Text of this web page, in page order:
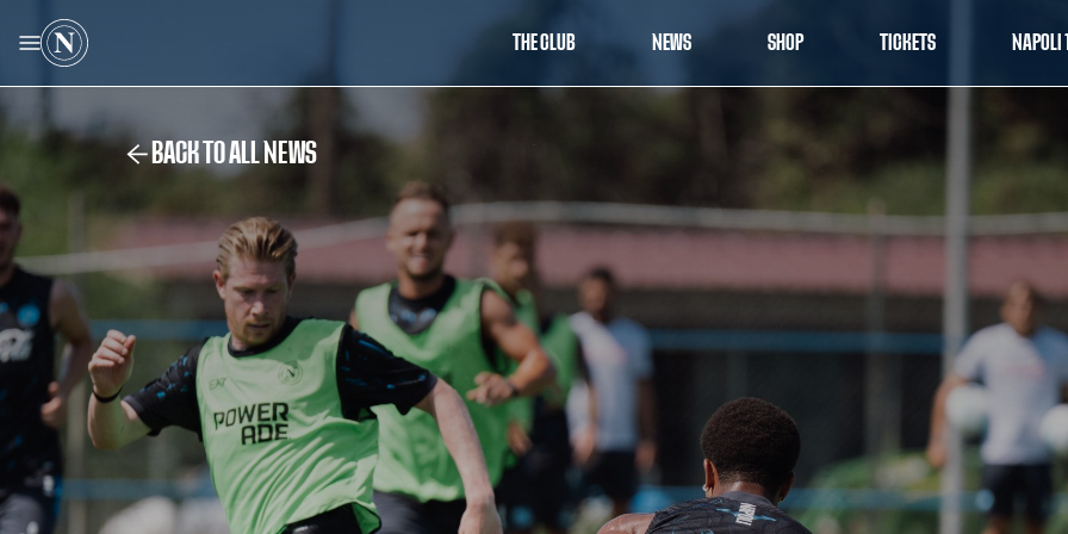
THE CLUB NEWS SHOP TICKETS NAPOLI
BACK TO ALL NEWS